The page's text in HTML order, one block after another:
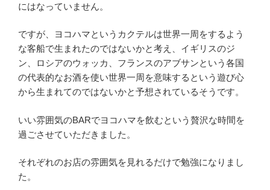
にはなっていません。
ですが、ヨコハマというカクテルは世界一周をするよう
な客船で生まれたのではないかと考え、イギリスのジ
ン、ロシアのウォッカ、フランスのアブサンという各国
の代表的なお酒を使い世界一周を意味するという遊び心
から生まれてのではないかと予想されているそうです。
いい雰囲気のBARでヨコハマを飲むという贅沢な時間を
過ごさせていただきました。
それぞれのお店の雰囲気を見れるだけで勉強になりまし
た。